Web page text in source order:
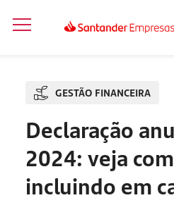
GESTÃO FINANCEIRA
Declaração
2024: veja
incluindo em